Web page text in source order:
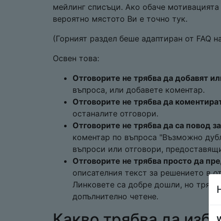
мейлинг списъци. Ако обаче мотивацията
вероятно мястото Ви е точно тук.
(Горният раздел беше адаптиран от FAQ
Освен това:
Отговорите не трябва да добавят
въпроса, или добавете коментар.
Отговорите не трябва да
останалите отговори.
Отговорите не трябва да са повод
коментар по въпроса "Възможно
въпроси или отговори,
Отговорите не трябва просто да
описателния текст за решението в
Линковете са добре дошли, но
допълнително четене.